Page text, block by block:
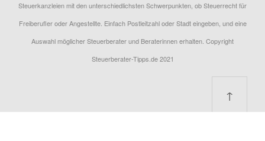
Steuerkanzleien mit den unterschiedlichsten Schwerpunkten, ob Steuerrecht für
Freiberufler oder Angestellte. Einfach Postleitzahl oder Stadt eingeben, und eine
Auswahl möglicher Steuerberater und Beraterinnen erhalten. Copyright
Steuerberater-Tipps.de 2021
↑